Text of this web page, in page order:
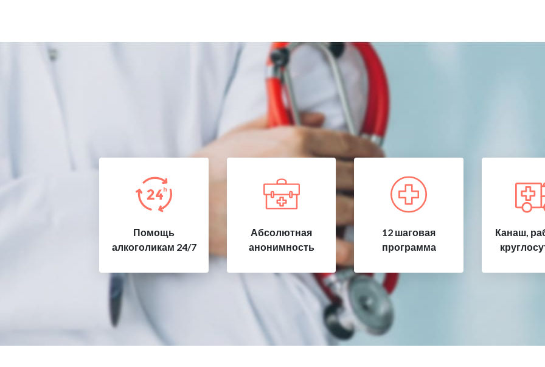
Помощь
алкоголикам 24/7
Абсолютная
анонимность
12 шаговая
программа
Канаш,